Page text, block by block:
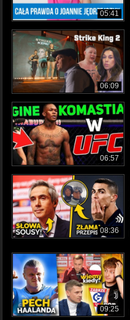
05:41
06:09
06:57
08:36
09:25